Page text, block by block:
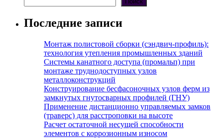
Последние записи
Монтаж полистовой сборки (сэндвич-профиль):
технология утепления промышленных зданий
Системы канатного доступа (промальп) при
монтаже труднодоступных узлов
металлоконструкций
Конструирование бесфасоночных узлов ферм из
замкнутых гнутосварных профилей (ГНУ)
Применение дистанционно управляемых замков
(траверс) для расстроповки на высоте
Расчет остаточной несущей способности
элементов с коррозионным износом